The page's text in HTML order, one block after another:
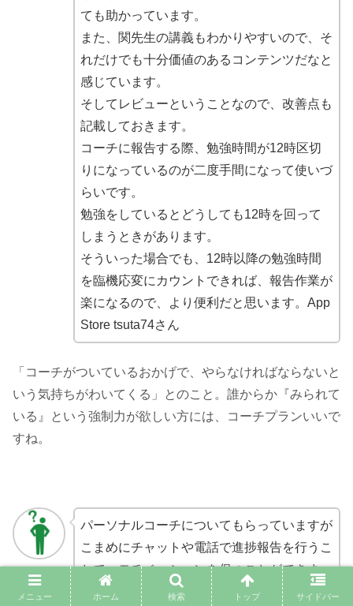
ても助かっています。
また、関先生の講義もわかりやすいので、そ
れだけでも十分価値のあるコンテンツだなと
感じています。
そしてレビューということなので、改善点も
記載しておきます。
コーチに報告する際、勉強時間が12時区切
りになっているのが二度手間になって使いづ
らいです。
勉強をしているとどうしても12時を回って
しまうときがあります。
そういった場合でも、12時以降の勉強時間
を臨機応変にカウントできれば、報告作業が
楽になるので、より便利だと思います。App
Store tsuta74さん
「コーチがついているおかげで、やらなければならないと
いう気持ちがわいてくる」とのこと。誰からか『みられて
いる』という強制力が欲しい方には、コーチプランいいで
すね。
パーソナルコーチについてもらっていますが
こまめにチャットや電話で進捗報告を行うこ
とで、モチベーションを保つことができま
す。また、自分の今のレベルに応じて勉強プ
メニュー ホーム 検索 トップ サイドバー